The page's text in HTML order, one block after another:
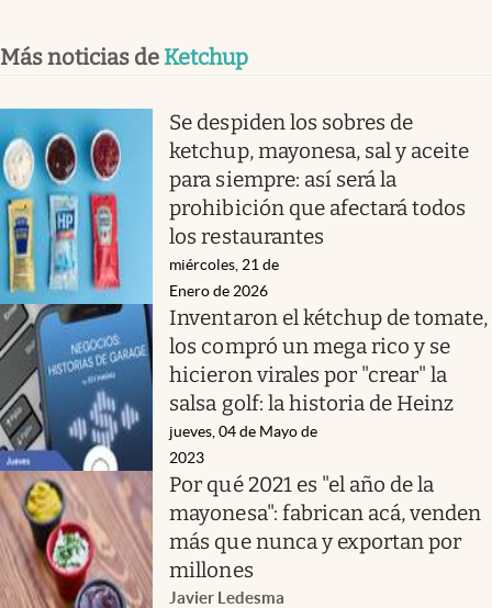
Más noticias de Ketchup
Se despiden los sobres de
ketchup, mayonesa, sal y aceite
para siempre: así será la
prohibición que afectará todos
los restaurantes
miércoles, 21 de
Enero de 2026
Inventaron el kétchup de tomate,
los compró un mega rico y se
hicieron virales por "crear" la
salsa golf: la historia de Heinz
jueves, 04 de Mayo de
2023
Por qué 2021 es "el año de la
mayonesa": fabrican acá, venden
más que nunca y exportan por
millones
Javier Ledesma